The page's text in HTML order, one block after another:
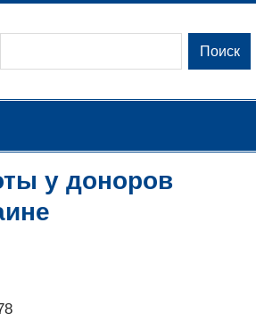
Поиск
у доноров